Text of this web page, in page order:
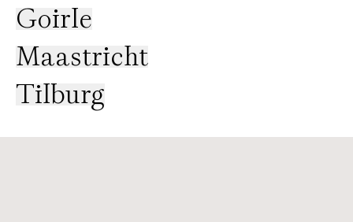
Goirle
Maastricht
Tilburg